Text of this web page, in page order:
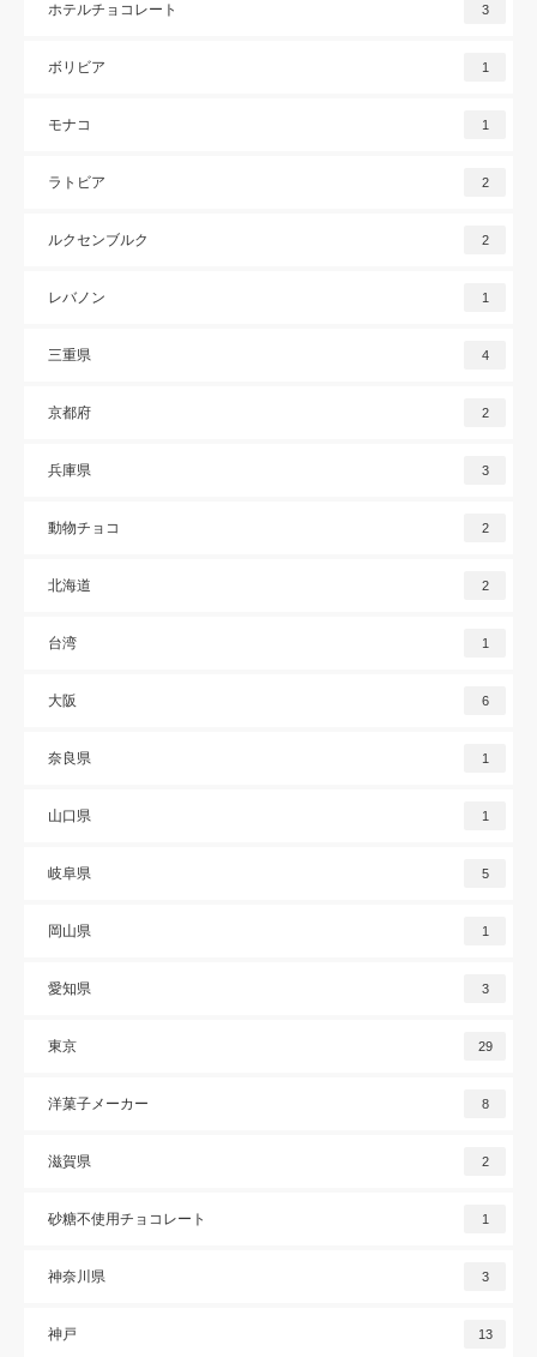
ホテルチョコレート 3
ボリビア 1
モナコ 1
ラトビア 2
ルクセンブルク 2
レバノン 1
三重県 4
京都府 2
兵庫県 3
動物チョコ 2
北海道 2
台湾 1
大阪 6
奈良県 1
山口県 1
岐阜県 5
岡山県 1
愛知県 3
東京 29
洋菓子メーカー 8
滋賀県 2
砂糖不使用チョコレート 1
神奈川県 3
神戸 13